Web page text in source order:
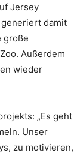
Jersey
damit
große
Außerdem
wieder
„Es geht
Unser
zu motivieren,